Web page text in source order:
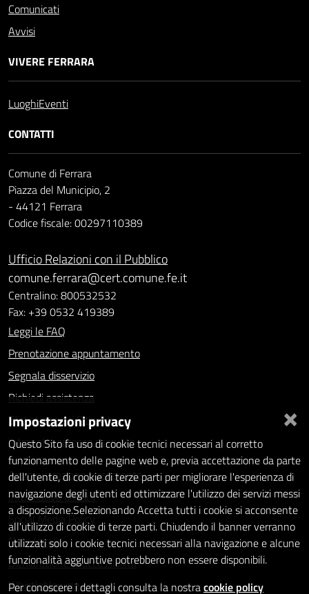
Comunicati
Avvisi
VIVERE FERRARA
LuoghiEventi
CONTATTI
Comune di Ferrara
Piazza del Municipio, 2
- 44121 Ferrara
Codice fiscale: 00297110389
Ufficio Relazioni con il Pubblico
comune.ferrara@cert.comune.fe.it
Centralino: 800532532
Fax: +39 0532 419389
Leggi le FAQ
Prenotazione appuntamento
Segnala disservizio
Richiedi assistenza
Statistiche dei Siti web
Intranet - accesso riservato
Amministrazione trasparente
Informativa privacy
Social Media Policy
Note legali
Dichiarazione di accessibilità
Whistleblowing
×
Impostazioni privacy
Questo Sito fa uso di cookie tecnici necessari al corretto
funzionamento delle pagine web e, previa accettazione da parte
dell'utente, di cookie di terze parti per migliorare l'esperienza di
navigazione degli utenti ed ottimizzare l'utilizzo dei servizi messi
a disposizione.Selezionando Accetta tutti i cookie si acconsente
all'utilizzo di cookie di terze parti. Chiudendo il banner verranno
utilizzati solo i cookie tecnici necessari alla navigazione e alcune
funzionalità aggiuntive potrebbero non essere disponibili.
Per conoscere i dettagli consulta la nostracookie policy